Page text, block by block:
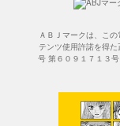
ＡＢＪマークは、こ
テンツ使用許諾を得
号 第６０９１７１３